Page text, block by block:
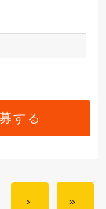
する
› »